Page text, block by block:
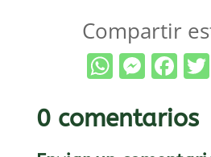
Compartir
0 comentarios